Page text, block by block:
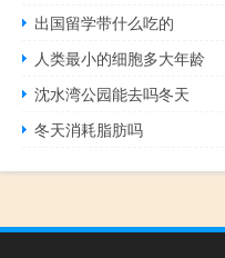
出国留学带什么吃的
人类最小的细胞多大年龄
沈水湾公园能去吗冬天
冬天消耗脂肪吗